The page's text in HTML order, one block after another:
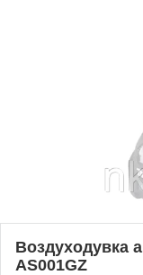
Воздуходувка
AS001GZ